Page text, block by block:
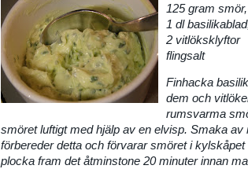
125 gram
1 dl
2 vitlöksklyftor
flingsalt
Finhacka
dem och
rumsvarma
smöret luftigt med hjälp av en elvisp. Smaka av
förbereder detta och förvarar smöret i kylskåpet
plocka fram det åtminstone 20 minuter innan